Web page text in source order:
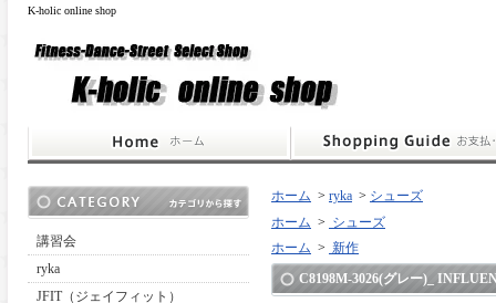
K-holic online shop
講習会
ryka
JFIT（ジェイフィット）
ホーム > ryka > シューズ
ホーム > シューズ
ホーム > 新作
C8198M-3026(グレー)_